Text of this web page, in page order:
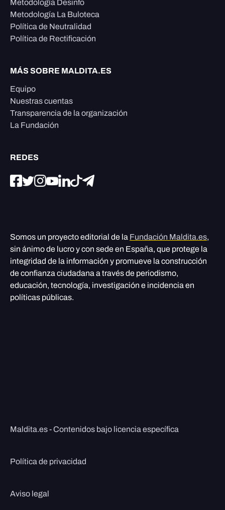
Metodología Desinfo
Metodología La Buloteca
Política de Neutralidad
Política de Rectificación
MÁS SOBRE MALDITA.ES
Equipo
Nuestras cuentas
Transparencia de la organización
La Fundación
REDES
Somos un proyecto editorial de la Fundación Maldita.es,
sin ánimo de lucro y con sede en España, que protege la
integridad de la información y promueve la construcción
de confianza ciudadana a través de periodismo,
educación, tecnología, investigación e incidencia en
políticas públicas.
Maldita.es - Contenidos bajo licencia específica
Política de privacidad
Aviso legal